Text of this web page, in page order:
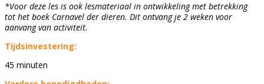
*Voor deze les is ook lesmateriaal in ontwikkeling met betrekking
tot het boek Carnavel der dieren. Dit ontvang je 2 weken voor
aanvang van activiteit.
Tijdsinvestering:
45 minuten